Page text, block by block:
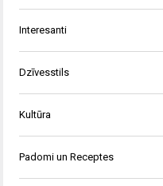
Interesanti
Dzīvesstils
Kultūra
Padomi un Receptes